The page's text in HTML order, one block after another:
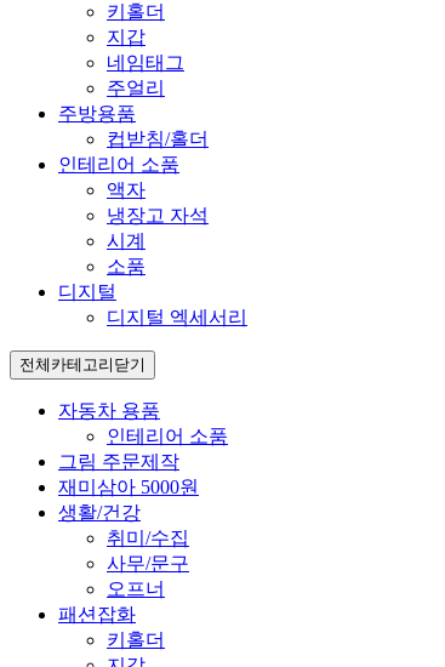
키홀더
지갑
네임태그
주얼리
주방용품
컵받침/홀더
인테리어 소품
액자
냉장고 자석
시계
소품
디지털
디지털 엑세서리
전체카테고리 닫기
자동차 용품
인테리어 소품
그림 주문제작
재미삼아 5000원
생활/건강
취미/수집
사무/문구
오프너
패션잡화
키홀더